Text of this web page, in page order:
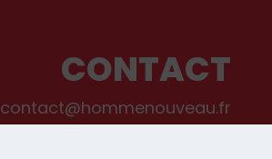
CONTACT
contact@hommenouveau.fr